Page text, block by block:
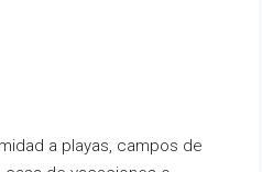
a playas, campos de